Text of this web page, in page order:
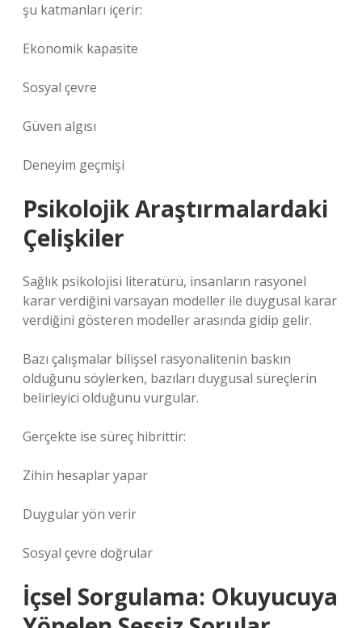
şu katmanları içerir:
Ekonomik kapasite
Sosyal çevre
Güven algısı
Deneyim geçmişi
Psikolojik Araştırmalardaki
Çelişkiler
Sağlık psikolojisi literatürü, insanların rasyonel
karar verdiğini varsayan modeller ile duygusal karar
verdiğini gösteren modeller arasında gidip gelir.
Bazı çalışmalar bilişsel rasyonalitenin baskın
olduğunu söylerken, bazıları duygusal süreçlerin
belirleyici olduğunu vurgular.
Gerçekte ise süreç hibrittir:
Zihin hesaplar yapar
Duygular yön verir
Sosyal çevre doğrular
İçsel Sorgulama: Okuyucuya